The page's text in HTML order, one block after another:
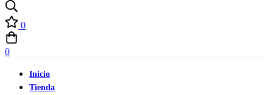
0
0
Inicio
Tienda